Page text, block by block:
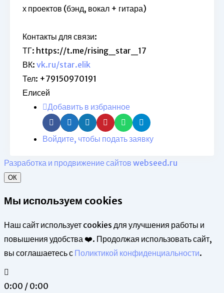
х проектов (бэнд, вокал + гитара)
Контакты для связи:
ТГ: https://t.me/rising_star_17
ВК: vk.ru/star.elik
Тел: +79150970191
Елисей
Добавить в избранное
Войдите, чтобы подать заявку
Разработка и продвижение сайтов webseed.ru
ОК
Мы используем cookies
Наш сайт использует cookies для улучшения работы и
повышения удобства ❤️. Продолжая использовать сайт,
вы соглашаетесь с Поликтикой конфиденциальности.
0:00 / 0:00